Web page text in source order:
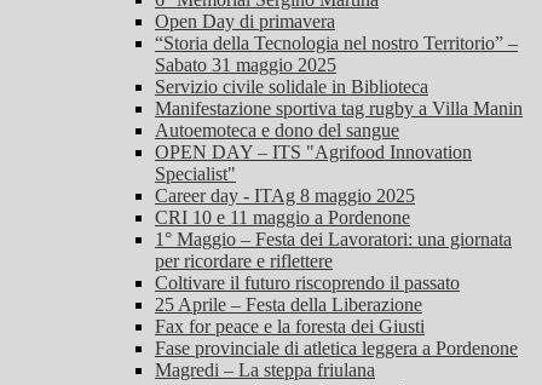
Open Day di primavera
“Storia della Tecnologia nel nostro Territorio” –
Sabato 31 maggio 2025
Servizio civile solidale in Biblioteca
Manifestazione sportiva tag rugby a Villa Manin
Autoemoteca e dono del sangue
OPEN DAY – ITS "Agrifood Innovation
Specialist"
Career day - ITAg 8 maggio 2025
CRI 10 e 11 maggio a Pordenone
1° Maggio – Festa dei Lavoratori: una giornata
per ricordare e riflettere
Coltivare il futuro riscoprendo il passato
25 Aprile – Festa della Liberazione
Fax for peace e la foresta dei Giusti
Fase provinciale di atletica leggera a Pordenone
Magredi – La steppa friulana